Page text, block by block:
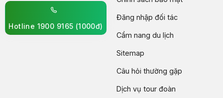
Hotline 1900 9165 (1000đ)
Đăng nhập đối tác
Cẩm nang du lịch
Sitemap
Câu hỏi thường gặp
Dịch vụ tour đoàn